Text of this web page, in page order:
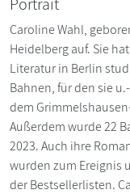
Caroline Wahl,
Heidelberg auf. Sie
Literatur in Berlin
Bahnen, für den sie
dem
Außerdem wurde 22
2023. Auch ihre
wurden zum Ereignis
der Bestsellerlisten.